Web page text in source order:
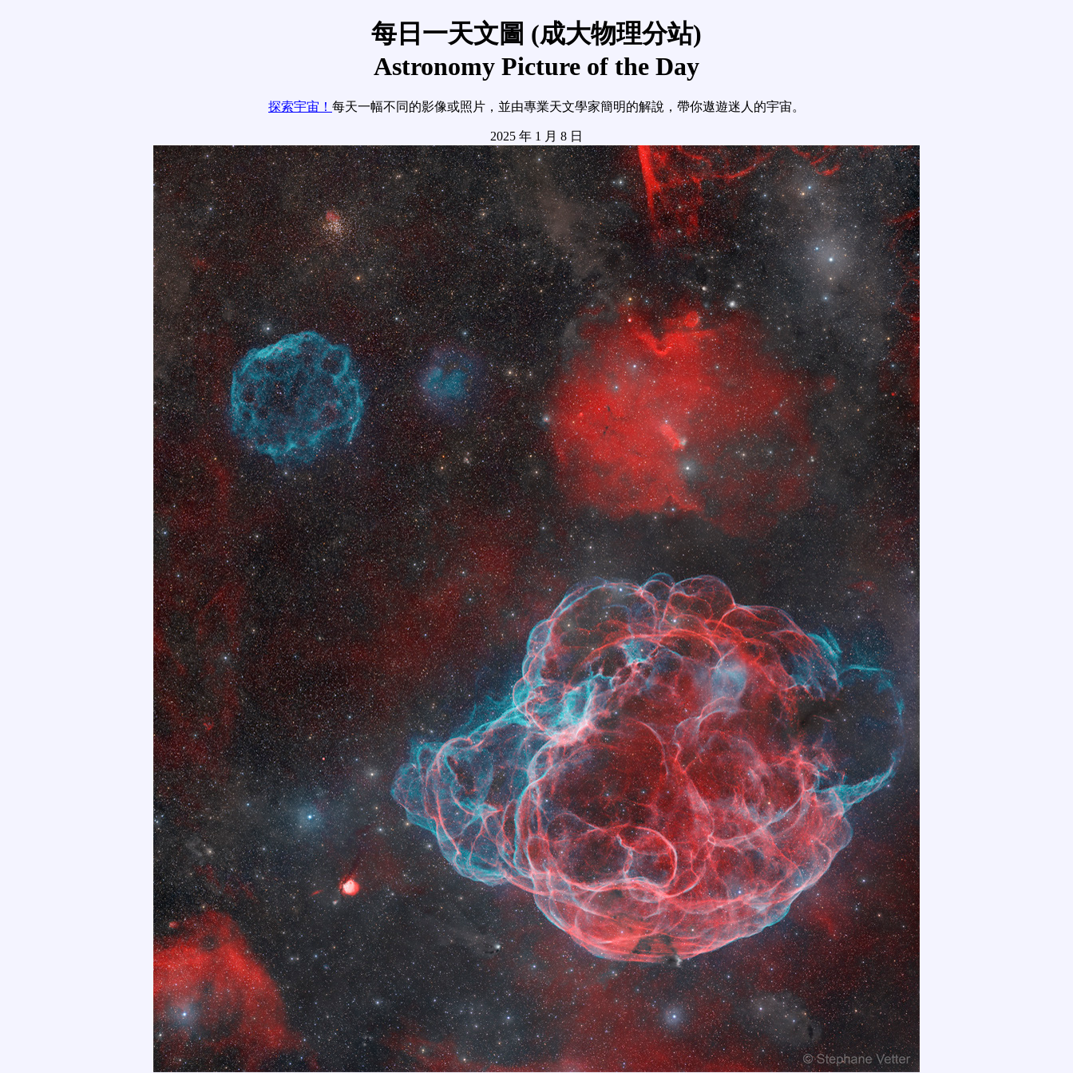
每日一天文圖 (成大物理分站)
Astronomy Picture of the Day
探索宇宙！ 每天一幅不同的影像或照片，並由專業天文學家簡明的解說，帶你遨遊迷人的宇宙。
2025 年 1 月 8 日